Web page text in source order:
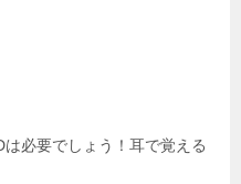
必要でしょう！耳で覚える